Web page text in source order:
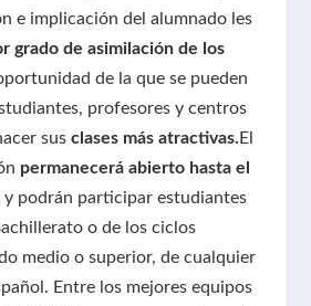
e implicación del alumnado les
grado de asimilación de los
de la que se pueden
profesores y centros
susclases más atractivas. El
permanecerá abierto hasta el
y podrán participar estudiantes
o de los ciclos
medio o superior, de cualquier
Entre los mejores equipos